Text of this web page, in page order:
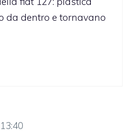
da dentro e tornavano